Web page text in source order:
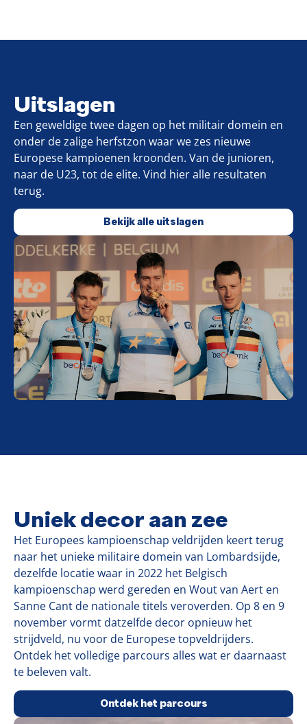
Uitslagen
Een geweldige twee dagen op het militair domein en
onder de zalige herfstzon waar we zes nieuwe
Europese kampioenen kroonden. Van de junioren,
naar de U23, tot de elite. Vind hier alle resultaten
terug.
Bekijk alle uitslagen
Uniek decor aan zee
Het Europees kampioenschap veldrijden keert terug
naar het unieke militaire domein van Lombardsijde,
dezelfde locatie waar in 2022 het Belgisch
kampioenschap werd gereden en Wout van Aert en
Sanne Cant de nationale titels veroverden. Op 8 en 9
november vormt datzelfde decor opnieuw het
strijdveld, nu voor de Europese topveldrijders.
Ontdek het volledige parcours alles wat er daarnaast
te beleven valt.
Ontdek het parcours